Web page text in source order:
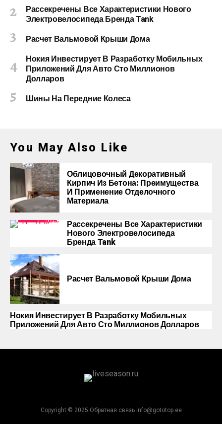
Рассекречены Все Характеристики Нового
Электровелосипеда Бренда Tank
Расчет Вальмовой Крыши Дома
Нокия Инвестирует В Разработку Мобильных
Приложений Для Авто Сто Миллионов
Долларов
Шины На Передние Колеса
You May Also Like
Облицовочный Декоративный
Кирпич Из Бетона: Преимущества
И Применение Отделочного
Материала
Рассекречены Все Характеристики
Нового Электровелосипеда
Бренда Tank
Расчет Вальмовой Крыши Дома
Нокия Инвестирует В Разработку Мобильных
Приложений Для Авто Сто Миллионов Долларов
Copyright © 2025 Обратная связь info@gototop.ee